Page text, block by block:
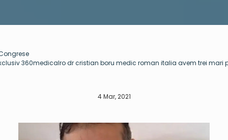
360medicalro dr cristian boru medic roman italia avem trei mari
4 Mar, 2021